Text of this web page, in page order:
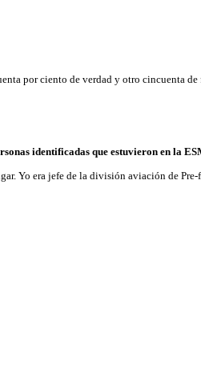
por ciento de verdad y otro cincuenta de
identificadas que estuvieron en la
Yo era jefe de la división aviación de